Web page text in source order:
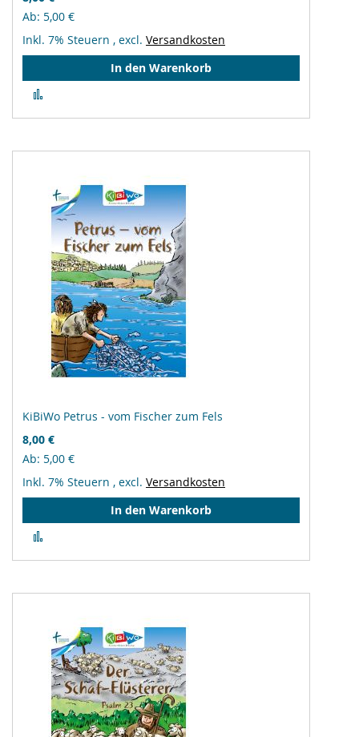
Ab 5,00 €
Inkl. 7% Steuern , excl. Versandkosten
In den Warenkorb
hinzufügen
KiBiWo Petrus - vom Fischer zum Fels
8,00 €
Ab 5,00 €
Inkl. 7% Steuern , excl. Versandkosten
In den Warenkorb
hinzufügen